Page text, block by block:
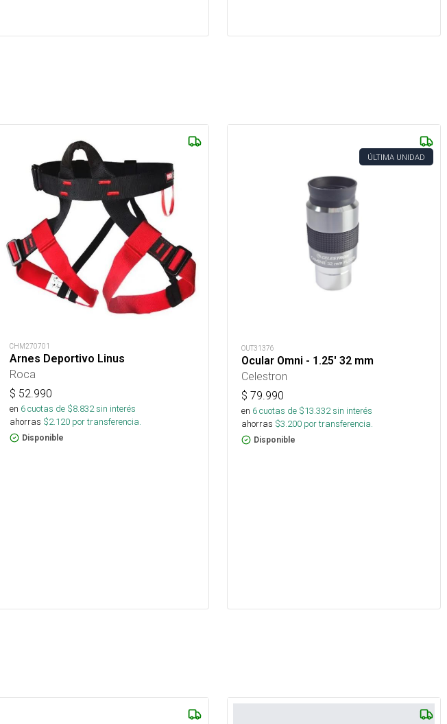
CHM270701
Arnes Deportivo Linus
Roca
$ 52.990
en 6cuotas de $8.832sin interés
ahorras $2.120 por transferencia.
Disponible
ÚLTIMA UNIDAD
OUT31376
Ocular Omni - 1.25' 32 mm
Celestron
$ 79.990
en 6cuotas de $13.332sin interés
ahorras $3.200 por transferencia.
Disponible